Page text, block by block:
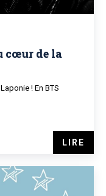
cœur de la
! En BTS
LIRE